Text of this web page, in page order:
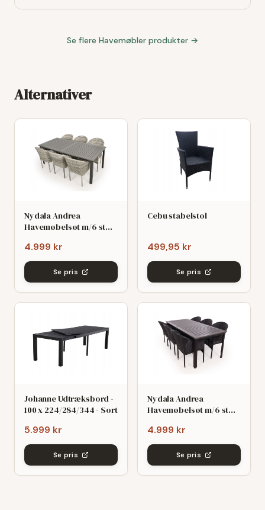
Se flere Havemøbler produkter →
Alternativer
Nydala Andrea
Havemøbelsøt m/6 stole
grø
4.999 kr
Se pris
Cebu stabelstol
499,95 kr
Se pris
Johanne Udtræksbord -
100 x 224/284/344 - Sort
5.999 kr
Se pris
Nydala Andrea
Havemøbelsøt m/6 stole
grø/Sort
4.999 kr
Se pris